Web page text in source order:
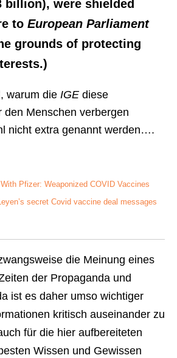
billion), were shielded
to European Parliament
grounds of protecting
warum die IGE diese
den Menschen verbergen
nicht extra genannt werden….
Pfizer: Weaponized COVID Vaccines
secret Covid vaccine deal messages
die Meinung eines
der Propaganda und
ist es daher umso wichtiger
kritisch auseinander zu
für die hier aufbereiteten
Wissen und Gewissen